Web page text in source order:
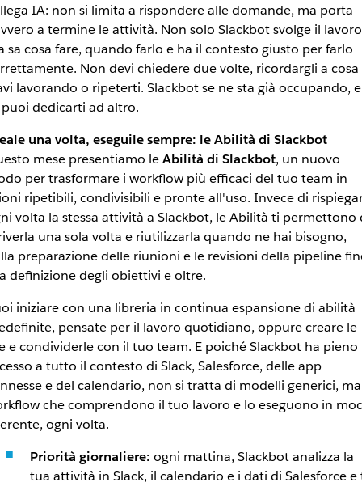
IA: non si limita a rispondere alle domande, ma porta
a termine le attività. Non solo Slackbot svolge il
sa cosa fare, quando farlo e ha il contesto giusto per farlo
Non devi chiedere due volte, ricordargli a cosa
lavorando o ripeterti. Slackbot se ne sta già occupando, e
dedicarti ad altro.
una volta, eseguile sempre: le Abilità di Slackbot
mese presentiamo leAbilità di Slackbot, un nuovo
per trasformare i workflow più efficaci del tuo team in
ripetibili, condivisibili e pronte all'uso. Invece di
volta la stessa attività a Slackbot, le Abilità ti permettono
una sola volta e riutilizzarla quando ne hai bisogno,
preparazione delle riunioni e le revisioni della pipeline
definizione degli obiettivi e oltre.
iniziare con una libreria in continua espansione di abilità
pensate per il lavoro quotidiano, oppure creare le
e condividerle con il tuo team. E poiché Slackbot ha pieno
a tutto il contesto di Slack, Salesforce, delle app
e del calendario, non si tratta di modelli generici,
che comprendono il tuo lavoro e lo eseguono in
ogni volta.
Priorità giornaliere: ogni mattina, Slackbot analizza la
tua attività in Slack, il calendario e i dati di Salesforce e